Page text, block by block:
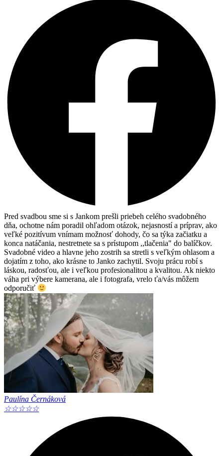
Pred svadbou sme si s Jankom prešli priebeh celého svadobného
dňa, ochotne nám poradil ohľadom otázok, nejasností a príprav, ako
veľké pozitívum vnímam možnosť dohody, čo sa týka začiatku a
konca natáčania, nestretnete sa s prístupom ,,tlačenia" do balíčkov.
Svadobné video a hlavne jeho zostrih sa stretli s veľkým ohlasom a
dojatím z toho, ako krásne to Janko zachytil. Svoju prácu robí s
láskou, radosťou, ale i veľkou profesionalitou a kvalitou. Ak niekto
váha pri výbere kamerana, ale i fotografa, vrelo ťa/vás môžem
odporučiť
Paulína Černáková
☆☆☆☆☆